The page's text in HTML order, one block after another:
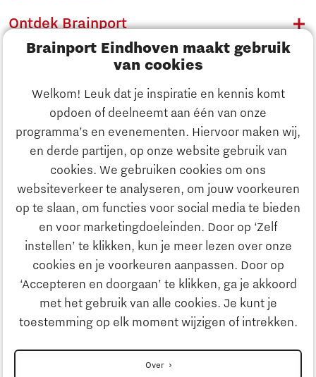
Brainport Eindhoven maakt gebruik
van cookies
Welkom! Leuk dat je inspiratie en kennis komt
opdoen of deelneemt aan één van onze
programma’s en evenementen. Hiervoor maken wij,
en derde partijen, op onze website gebruik van
cookies. We gebruiken cookies om ons
websiteverkeer te analyseren, om jouw voorkeuren
op te slaan, om functies voor social media te bieden
en voor marketingdoeleinden. Door op ‘Zelf
instellen’ te klikken, kun je meer lezen over onze
cookies en je voorkeuren aanpassen. Door op
‘Accepteren en doorgaan’ te klikken, ga je akkoord
met het gebruik van alle cookies. Je kunt je
toestemming op elk moment wijzigen of intrekken.
Over
Ontdek Brainport
Innovatie
Ondernemen
Onderwijs
Ontdek Brainport
Innovatie
Ondernemen
Onderwijs
Maatschappelijk
Strategie & Organisatie
Zoeken
Contact
Naar internationale website